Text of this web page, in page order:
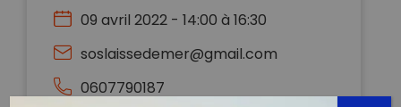
09 avril 2022 - 14:00 à 16:30
soslaissedemer@gmail.com
0607790187